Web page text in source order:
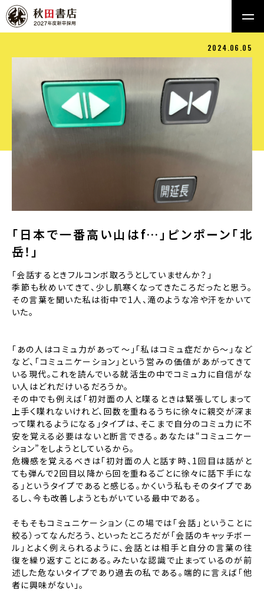
2024.06.05
「日本で一番高い山はf…」ピンポーン「北
岳！」
「会話するときフルコンボ取ろうとしていませんか？」
季節も秋めいてきて、少し肌寒くなってきたころだったと思う。
その言葉を聞いた私は街中で1人、滝のような冷や汗をかいて
いた。
「あの人はコミュ力があって～」「私はコミュ症だから～」など
など、「コミュニケーション」という営みの価値があがってきて
いる現代。これを読んでいる就活生の中でコミュ力に自信がな
い人はどれだけいるだろうか。
その中でも例えば「初対面の人と喋るときは緊張してしまって
上手く喋れないけれど、回数を重ねるうちに徐々に親交が深ま
って喋れるようになる」タイプは、そこまで自分のコミュ力に不
安を覚える必要はないと断言できる。あなたは“コミュニケー
ション”をしようとしているから。
危機感を覚えるべきは「初対面の人と話す時、1回目は話がと
ても弾んで2回目以降から回を重ねるごとに徐々に話下手にな
る」というタイプであると感じる。かくいう私もそのタイプであ
るし、今も改善しようともがいている最中である。
そもそもコミュニケーション（この場では「会話」ということに
絞る）ってなんだろう、といったところだが「会話のキャッチボー
ル」とよく例えられるように、会話とは相手と自分の言葉の往
復を繰り返すことにある。みたいな認識で止まっているのが前
述した危ないタイプであり過去の私である。端的に言えば「他
者に興味がない」。